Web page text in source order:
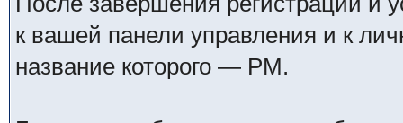
к вашей панели управления и к
название которого — PM.